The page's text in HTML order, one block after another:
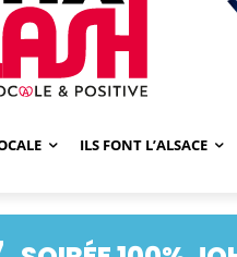
ILS FONT L’ALSACE